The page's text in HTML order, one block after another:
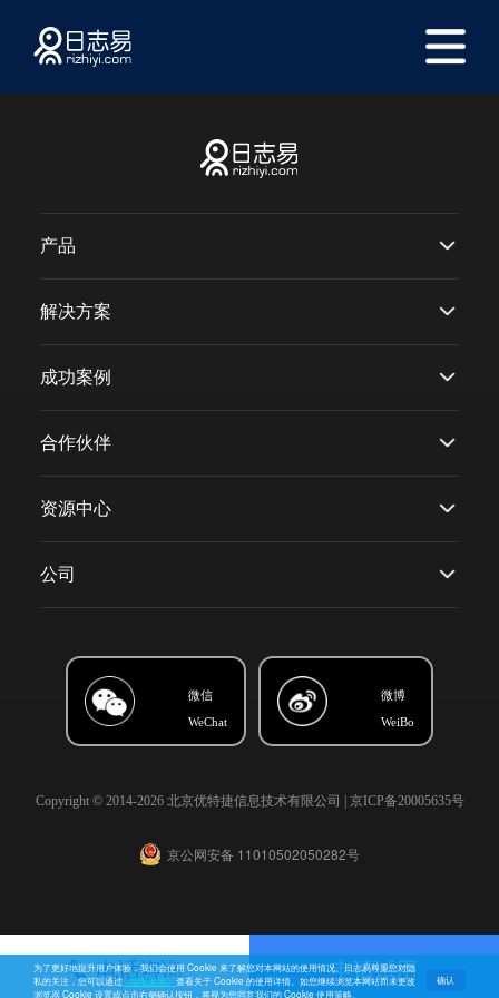
产品
解决方案
成功案例
合作伙伴
资源中心
公司
微信
WeChat
微博
WeiBo
Copyright © 2014-2026 北京优特捷信息技术有限公司 | 京ICP备20005635号
京公网安备 11010502050282号
电话咨询 申请试用
为了更好地提升用户体验，我们会使用 Cookie 来了解您对本网站的使用情况。日志易尊重您对隐
私的关注，您可以通过《隐私政策》查看关于 Cookie 的使用详情。如您继续浏览本网站而未更改
浏览器 Cookie 设置或点击右侧确认按钮，将视为您同意我们的 Cookie 使用策略。
确认